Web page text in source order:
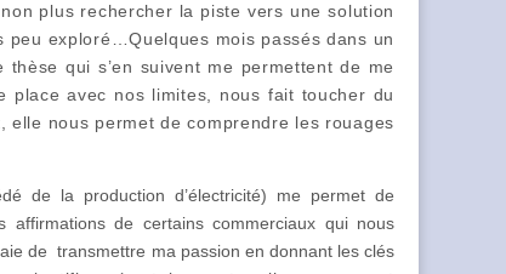
plus rechercher la piste vers une solution
peu exploré…Quelques mois passés dans un
qui s’en suivent me permettent de me
place avec nos limites, nous fait toucher du
elle nous permet de comprendre les rouages
de la production d’électricité) me permet de
de certains commerciaux qui nous
de transmettre ma passion en donnant les clés